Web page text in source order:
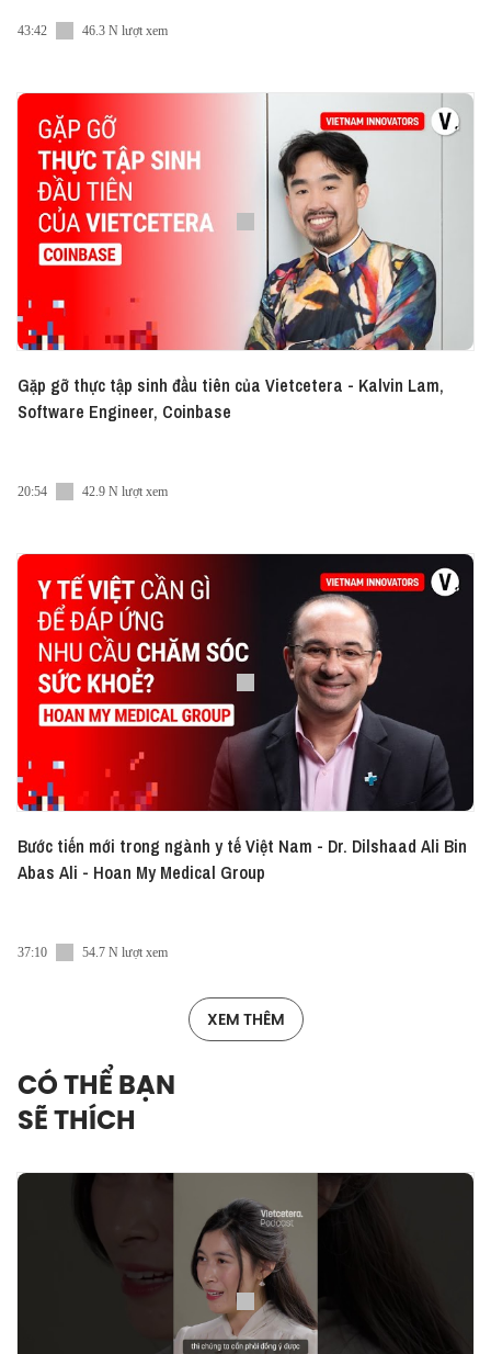
43:42 46.3 N lượt xem
Gặp gỡ thực tập sinh đầu tiên của Vietcetera - Kalvin Lam,
Software Engineer, Coinbase
20:54 42.9 N lượt xem
Bước tiến mới trong ngành y tế Việt Nam - Dr. Dilshaad Ali Bin
Abas Ali - Hoan My Medical Group
37:10 54.7 N lượt xem
XEM THÊM
CÓ THỂ BẠN
SẼ THÍCH